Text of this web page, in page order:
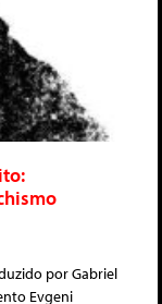
por Gabriel
Evgeni